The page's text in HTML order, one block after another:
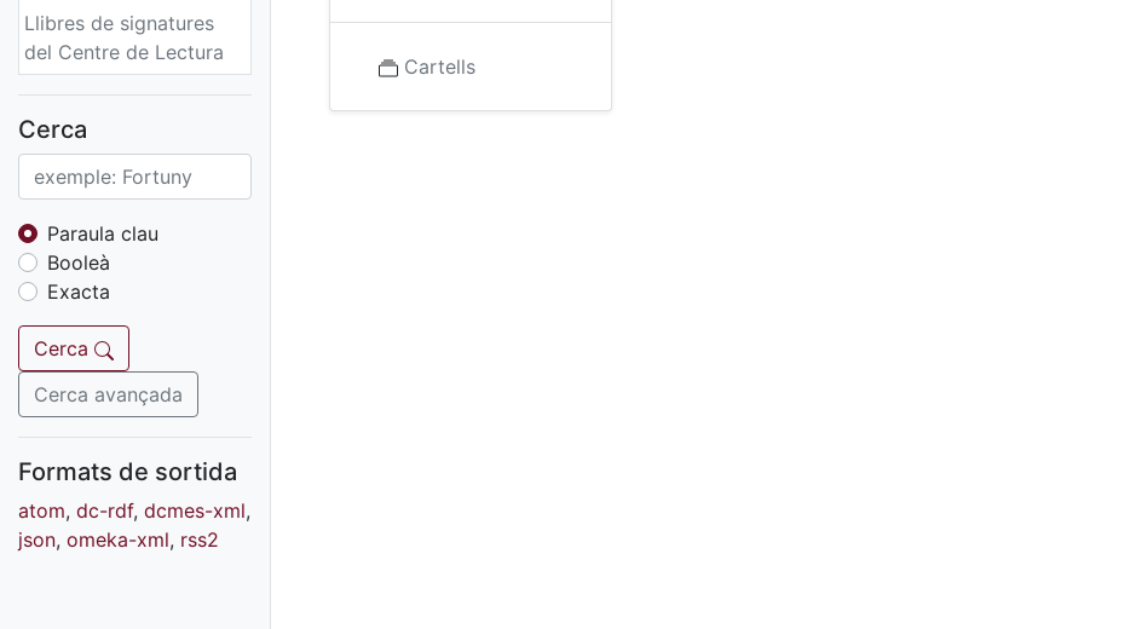
Llibres de signatures
del Centre de Lectura
Fons sonor de Ràdio
Reus
Cartells
Fons audiovisual
Fons local
Fons sonor
Goigs
Fons fotogràfic
Fons d'art
Cerca
Paraula clau
Booleà
Exacta
Cerca
Cerca avançada
Formats de sortida
atom, dc-rdf, dcmes-xml,
json, omeka-xml, rss2
Cartells